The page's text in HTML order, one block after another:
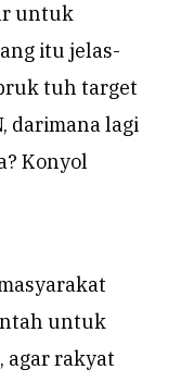
untuk
itu jelas-
tuh target
darimana lagi
Konyol
untuk
agar rakyat